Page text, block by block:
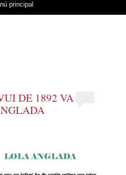
principal
DE 1892 VA